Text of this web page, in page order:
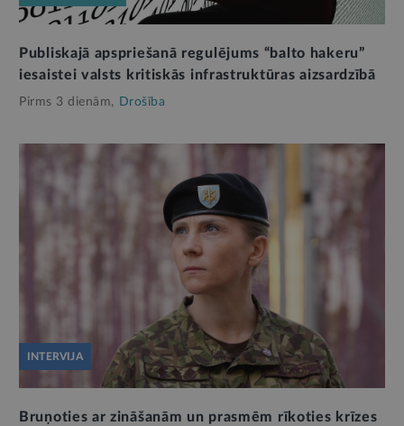
Publiskajā apspriešanā regulējums “balto hakeru”
iesaistei valsts kritiskās infrastruktūras aizsardzībā
Pirms 3 dienām, Drošība
INTERVIJA
Bruņoties ar zināšanām un prasmēm rīkoties krīzes